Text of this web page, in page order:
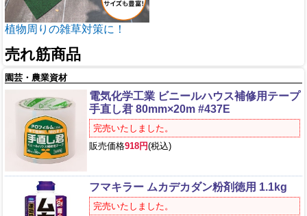
植物周りの雑草対策に！
売れ筋商品
園芸・農業資材
電気化学工業 ビニールハウス補修用テープ
手直し君 80mm×20m #437E
完売いたしました。
販売価格918円(税込)
フマキラー ムカデカダン粉剤徳用 1.1kg
完売いたしました。